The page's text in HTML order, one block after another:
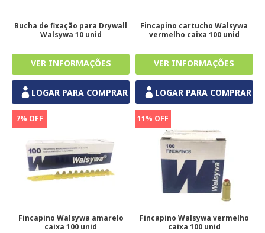
Bucha de fixação para Drywall
Walsywa 10 unid
LOGAR PARA COMPRAR
Fincapino cartucho Walsywa
vermelho caixa 100 unid
LOGAR PARA COMPRAR
7% OFF
Fincapino Walsywa amarelo
caixa 100 unid
11% OFF
Fincapino Walsywa vermelho
caixa 100 unid